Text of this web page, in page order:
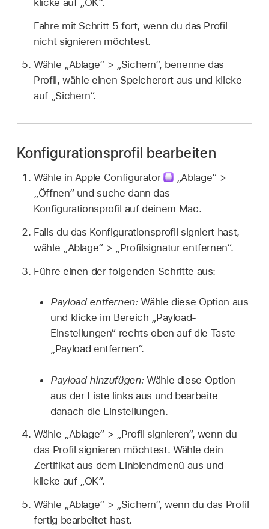
Fahre mit Schritt 5 fort, wenn du das Profil
nicht signieren möchtest.
Wähle „Ablage“ > „Sichern“, benenne das
Profil, wähle einen Speicherort aus und klicke
auf „Sichern“.
Konfigurationsprofil bearbeiten
Wähle in Apple Configurator
„Ablage“ >
„Öffnen“ und suche dann das
Konfigurationsprofil auf deinem Mac.
Falls du das Konfigurationsprofil signiert hast,
wähle „Ablage“ > „Profilsignatur entfernen“.
Führe einen der folgenden Schritte aus:
Payload entfernen:Wähle diese Option aus
und klicke im Bereich „Payload-
Einstellungen“ rechts oben auf die Taste
„Payload entfernen“.
Payload hinzufügen:Wähle diese Option
aus der Liste links aus und bearbeite
danach die Einstellungen.
Wähle „Ablage“ > „Profil signieren“, wenn du
das Profil signieren möchtest. Wähle dein
Zertifikat aus dem Einblendmenü aus und
klicke auf „OK“.
Wähle „Ablage“ > „Sichern“, wenn du das Profil
fertig bearbeitet hast.